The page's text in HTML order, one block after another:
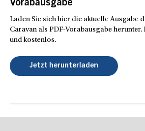
Vorabausgabe
Laden Sie sich hier die aktuelle Ausgabe
Caravan als PDF-Vorabausgabe
und kostenlos.
Jetzt herunterladen